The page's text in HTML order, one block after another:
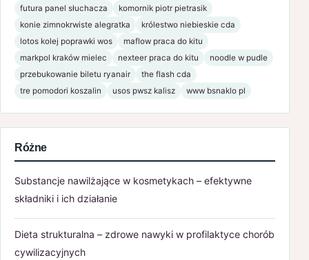
futura panel słuchacza
komornik piotr pietrasik
konie zimnokrwiste alegratka
królestwo niebieskie cda
lotos kolej poprawki wos
maflow praca do kitu
markpol kraków mielec
nexteer praca do kitu
noodle w pudle
przebukowanie biletu ryanair
the flash cda
tre pomodori koszalin
usos pwsz kalisz www bsnaklo pl
Różne
Substancje nawilżające w kosmetykach – efektywne
składniki i ich działanie
Dieta strukturalna – zdrowe nawyki w profilaktyce chorób
cywilizacyjnych